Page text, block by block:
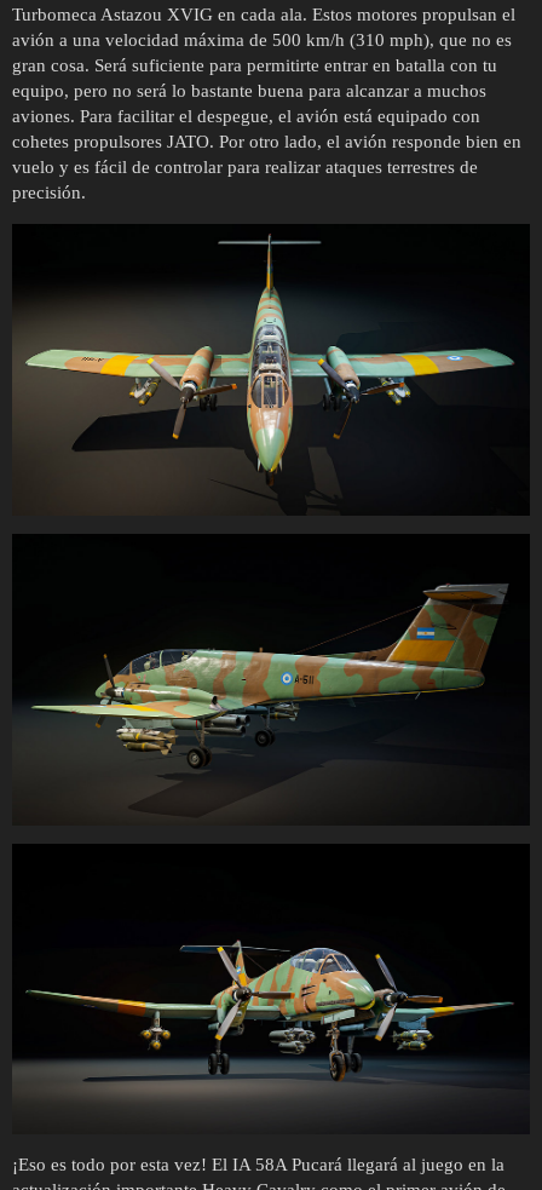
Turbomeca Astazou XVIG en cada ala. Estos motores propulsan el
avión a una velocidad máxima de 500 km/h (310 mph), que no es
gran cosa. Será suficiente para permitirte entrar en batalla con tu
equipo, pero no será lo bastante buena para alcanzar a muchos
aviones. Para facilitar el despegue, el avión está equipado con
cohetes propulsores JATO. Por otro lado, el avión responde bien en
vuelo y es fácil de controlar para realizar ataques terrestres de
precisión.
¡Eso es todo por esta vez! El IA 58A Pucará llegará al juego en la